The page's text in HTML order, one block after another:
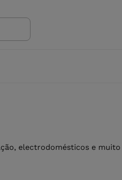
electrodomésticos e